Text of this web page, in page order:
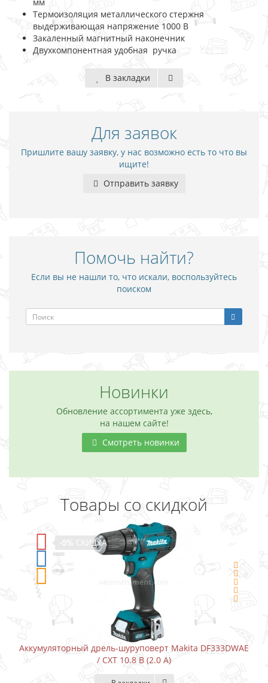
Термоизоляция металлического стержня
выдерживающая напряжение 1000 В
Закаленный магнитный наконечник
Двухкомпонентная удобная ручка
В закладки
Для заявок
Пришлите вашу заявку, у нас возможно есть то что вы
ищите!
Отправить заявку
Помочь найти?
Если вы не нашли то, что искали, воспользуйтесь
поиском
Новинки
Обновление ассортимента уже здесь,
на нашем сайте!
Смотреть новинки
Товары со скидкой
СКИДКА
дрель-шуруповерт Makita DF333DWAE
/ CXT 10.8 В (2.0 А)